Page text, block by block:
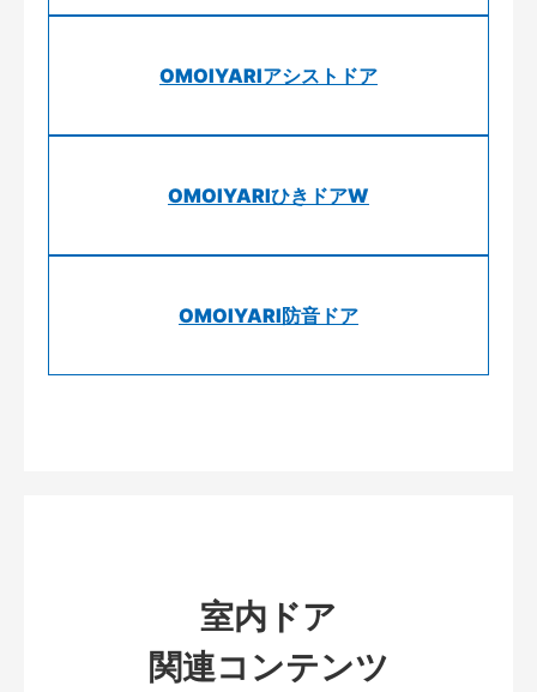
OMOIYARIアシストドア
OMOIYARIひきドアW
OMOIYARI防音ドア
室内ドア
関連コンテンツ